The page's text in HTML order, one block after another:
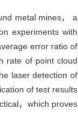
metal mines， a
experiments with
error ratio of
rate of point cloud
laser detection of
of test results
，which proves